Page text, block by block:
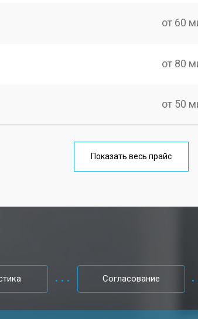
от 60
от 80
от 50
от 100
от 40
Показать весь прайс
Согласование